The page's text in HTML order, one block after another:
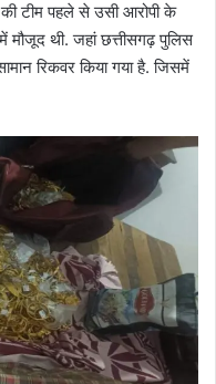
टीम पहले से उसी आरोपी के
में मौजूद थी. जहां छत्तीसगढ़ पुलिस
रिकवर किया गया है. जिसमें